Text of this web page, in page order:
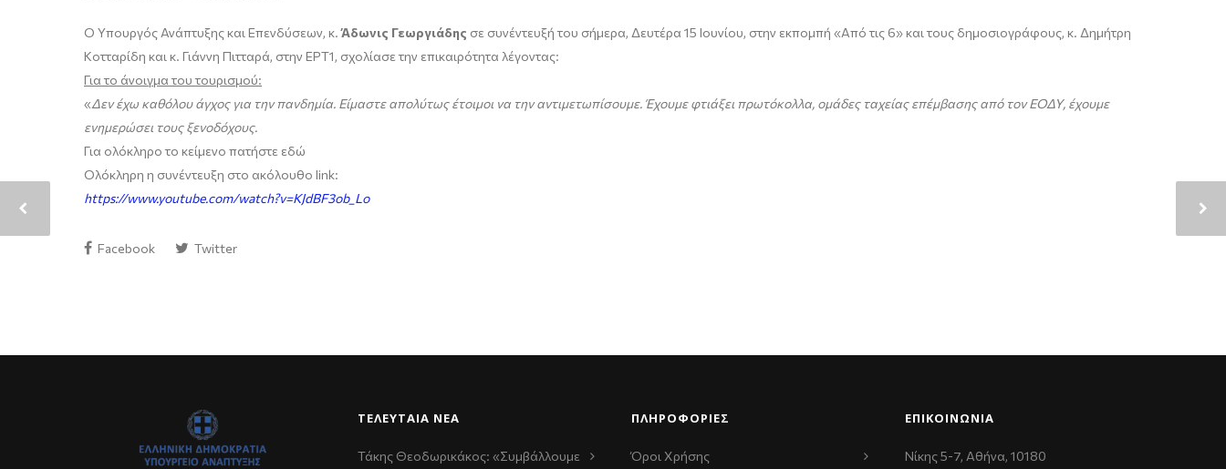
Ο Υπουργός Ανάπτυξης και Επενδύσεων, κ.Άδωνις Γεωργιάδης σε συνέντευξή του σήμερα, Δευτέρα 15 Ιουνίου, στην εκπομπή «Από τις 6» και τους δημοσιογράφους, κ. Δημήτρη
Κοτταρίδη και κ. Γιάννη Πιτταρά, στην ΕΡΤ1, σχολίασε την επικαιρότητα λέγοντας:
Για το άνοιγμα του τουρισμού:
«Δεν έχω καθόλου άγχος για την πανδημία. Είμαστε απολύτως έτοιμοι να την αντιμετωπίσουμε. Έχουμε φτιάξει πρωτόκολλα, ομάδες ταχείας επέμβασης από τον ΕΟΔΥ, έχουμε
ενημερώσει τους ξενοδόχους.
Για ολόκληρο το κείμενο πατήστε εδώ
Ολόκληρη η συνέντευξη στο ακόλουθο link:
https://www.youtube.com/watch?v=KJdBF3ob_Lo
Facebook Twitter
ΤΕΛΕΥΤΑΊΑ ΝΈΑ
Τάκης Θεοδωρικάκος: «Συμβάλλουμε
ΠΛΗΡΟΦΟΡΙΕΣ
Όροι Χρήσης
ΕΠΙΚΟΙΝΩΝΊΑ
Νίκης 5-7, Αθήνα, 10180